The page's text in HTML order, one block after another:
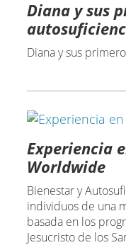
Diana y sus
Diana y sus
Experiencia
Worldwide
Bienestar y
individuos de una
basada en los
Jesucristo de los